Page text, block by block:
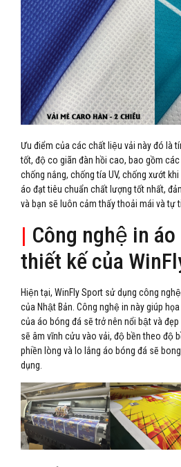
Ưu điểm của các chất liệu vải này đó là
tốt, độ co giãn đàn hồi cao, bao gồm
chống nắng, chống tía UV, chống xướt
áo đạt tiêu chuẩn chất lượng tốt nhất,
và bạn sẽ luôn cảm thấy thoải mái và tự
| Công nghệ in
thiết kế của
Hiện tại, WinFly Sport sử dụng công
của Nhật Bản. Công nghệ in này giúp
của áo bóng đá sẽ trở nên nổi bật và
sẽ âm vĩnh cửu vào vải, độ bền theo độ
phiền lòng và lo lắng áo bóng đá sẽ
dụng.